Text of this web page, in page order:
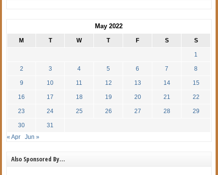
May 2022
M T W T F S S
1
2 3 4 5 6 7 8
9 10 11 12 13 14 15
16 17 18 19 20 21 22
23 24 25 26 27 28 29
30
31
« Apr
Jun »
Also Sponsored By…